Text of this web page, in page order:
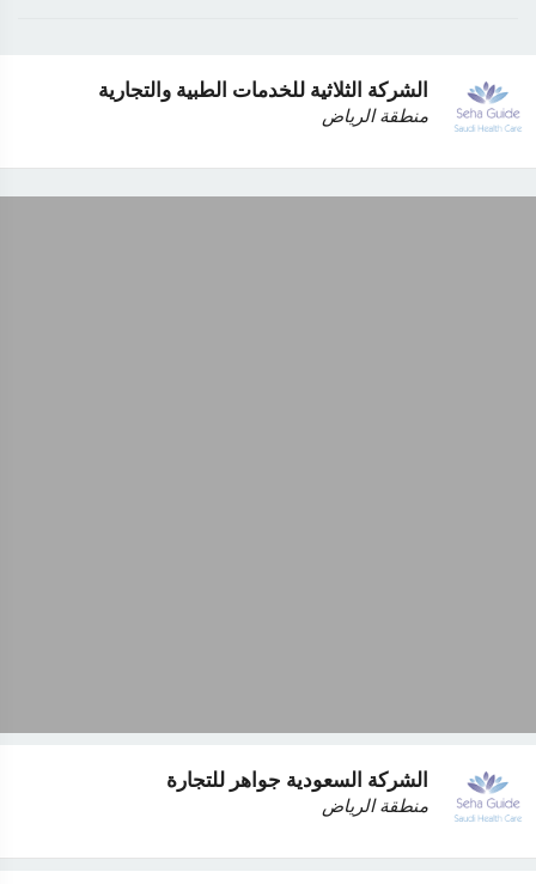
الشركة الثلاثية للخدمات الطبية والتجارية
منطقة الرياض
الشركة السعودية جواهر للتجارة
منطقة الرياض